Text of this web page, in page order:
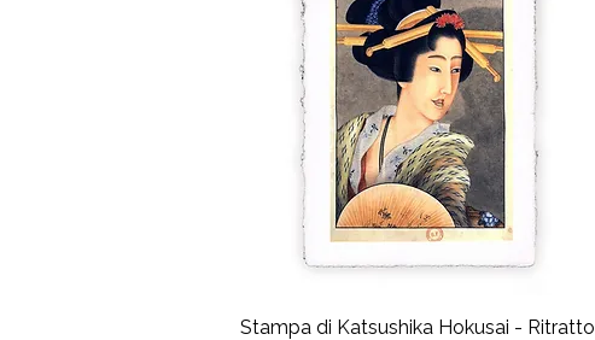
Stampa di Katsushika Hokusai - Ritratto